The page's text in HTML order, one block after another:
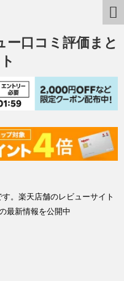
ー口コミ評価まと
。楽天店舗のレビューサイト
最新情報を公開中